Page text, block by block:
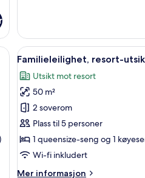
for bærbar PC, wi-fi (inkludert) og
Åpne
alle
bildene
av
Familieleilighet,
resort-
utsikt
5
Familieleilighet, resort-
Utsikt mot resort
50 m²
2 soverom
Plass til 5 personer
1 queensize-seng og 1
Wi-fi inkludert
Mer informasjon
Mer